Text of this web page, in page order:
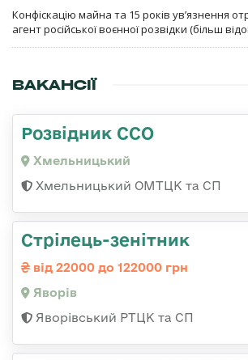
Конфіскацію майна та 15 років увʼязнення
агент російської воєнної розвідки (більш
ВАКАНСІЇ
Розвідник ССО
Хмельницький
Хмельницький ОМТЦК та СП
Стрілець-зенітник
від 22000 до 122000 грн
Яворів
Яворівський РТЦК та СП